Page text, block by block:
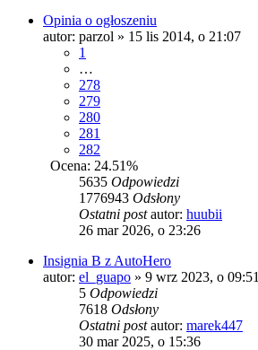
Opinia o ogłoszeniu
autor: parzol » 15 lis 2014, o 21:07
1
…
278
279
280
281
282
Ocena: 24.51%
5635 Odpowiedzi
1776943 Odsłony
Ostatni postautor: huubii
26 mar 2026, o 23:26
Insignia B z AutoHero
autor: el_guapo » 9 wrz 2023, o 09:51
5 Odpowiedzi
7618 Odsłony
Ostatni postautor: marek447
30 mar 2025, o 15:36